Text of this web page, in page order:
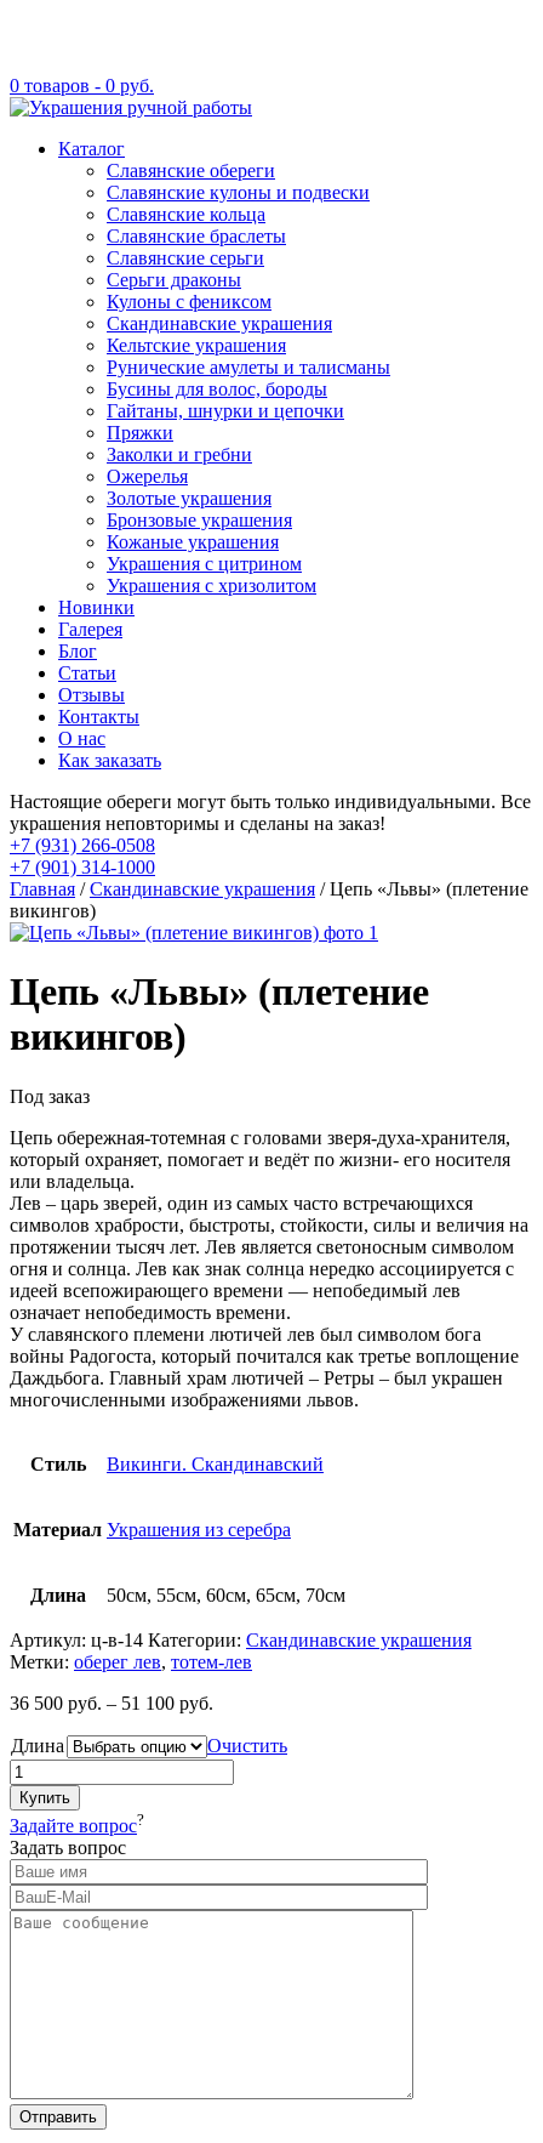
0 товаров - 0 руб.
Каталог
Славянские обереги
Славянские кулоны и подвески
Славянские кольца
Славянские браслеты
Славянские серьги
Серьги драконы
Кулоны с фениксом
Скандинавские украшения
Кельтские украшения
Рунические амулеты и талисманы
Бусины для волос, бороды
Гайтаны, шнурки и цепочки
Пряжки
Заколки и гребни
Ожерелья
Золотые украшения
Бронзовые украшения
Кожаные украшения
Украшения с цитрином
Украшения с хризолитом
Новинки
Галерея
Блог
Статьи
Отзывы
Контакты
О нас
Как заказать
Настоящие обереги могут быть только индивидуальными. Все
украшения неповторимы и сделаны на заказ!
+7 (931) 266-0508
+7 (901) 314-1000
Главная /Cкандинавские украшения / Цепь «Львы» (плетение
викингов)
Цепь «Львы» (плетение
викингов)
Под заказ
Цепь обережная-тотемная с головами зверя-духа-хранителя,
который охраняет, помогает и ведёт по жизни- его носителя
или владельца.
Лев – царь зверей, один из самых часто встречающихся
символов храбрости, быстроты, стойкости, силы и величия на
протяжении тысяч лет. Лев является светоносным символом
огня и солнца. Лев как знак солнца нередко ассоциируется с
идеей всепожирающего времени — непобедимый лев
означает непобедимость времени.
У славянского племени лютичей лев был символом бога
войны Радогоста, который почитался как третье воплощение
Даждьбога. Главный храм лютичей – Ретры – был украшен
многочисленными изображениями львов.
Стиль Викинги. Скандинавский
Материал Украшения из серебра
Длина 50см, 55см, 60см, 65см, 70см
Артикул: ц-в-14 Категории: Cкандинавские украшения
Метки: оберег лев, тотем-лев
36 500 руб. – 51 100 руб.
Длина Очистить
Купить
Задайте вопрос?
Задать вопрос